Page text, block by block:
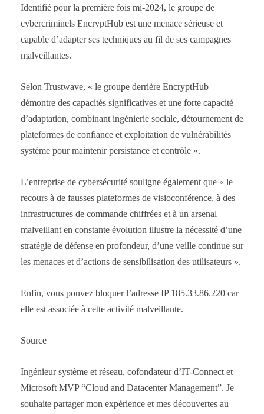
Identifié pour la première fois mi-2024, le groupe de
cybercriminels EncryptHub est une menace sérieuse et
capable d’adapter ses techniques au fil de ses campagnes
malveillantes.
Selon Trustwave, « le groupe derrière EncryptHub
démontre des capacités significatives et une forte capacité
d’adaptation, combinant ingénierie sociale, détournement de
plateformes de confiance et exploitation de vulnérabilités
système pour maintenir persistance et contrôle ».
L’entreprise de cybersécurité souligne également que « le
recours à de fausses plateformes de visioconférence, à des
infrastructures de commande chiffrées et à un arsenal
malveillant en constante évolution illustre la nécessité d’une
stratégie de défense en profondeur, d’une veille continue sur
les menaces et d’actions de sensibilisation des utilisateurs ».
Enfin, vous pouvez bloquer l’adresse IP 185.33.86.220 car
elle est associée à cette activité malveillante.
Source
Ingénieur système et réseau, cofondateur d’IT-Connect et
Microsoft MVP “Cloud and Datacenter Management”. Je
souhaite partager mon expérience et mes découvertes au